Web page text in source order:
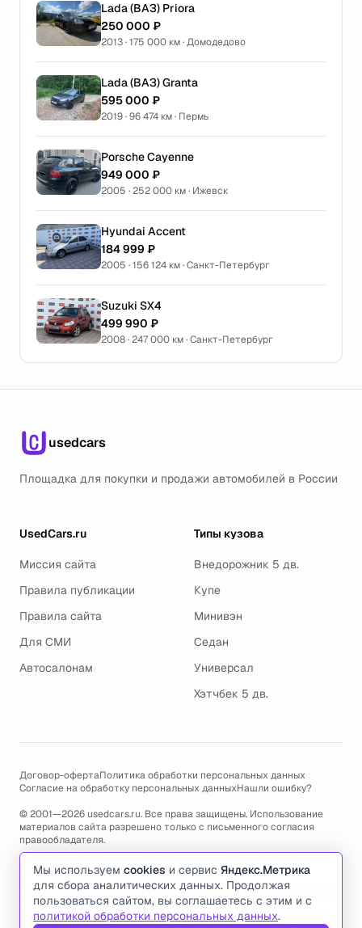
Lada (ВАЗ) Priora
250 000 ₽
2013 · 175 000 км · Домодедово
Lada (ВАЗ) Granta
595 000 ₽
2019 · 96 474 км · Пермь
Porsche Cayenne
949 000 ₽
2005 · 252 000 км · Ижевск
Hyundai Accent
184 999 ₽
2005 · 156 124 км · Санкт-Петербург
Suzuki SX4
499 990 ₽
2008 · 247 000 км · Санкт-Петербург
usedcars
Площадка для покупки и продажи автомобилей в России
UsedCars.ru
Миссия сайта
Правила публикации
Правила сайта
Для СМИ
Автосалонам
Типы кузова
Внедорожник 5 дв.
Купе
Минивэн
Седан
Универсал
Хэтчбек 5 дв.
Договор-офертаПолитика обработки персональных данных
Согласие на обработку персональных данныхНашли ошибку?
© 2001—2026 usedcars.ru. Все права защищены. Использование
материалов сайта разрешено только с письменного согласия
правообладателя.
Пользуясь сайтом, вы соглашаетесь с использованием cookies и
политикой обработки персональных данных.
По всем вопросам связанным с работой сайта, ошибками, глюками
и проблемами обращайтесь по адресу электронной почты
support@usedcars.ruили пишите в телеграм@usedcarsru_support
Мы используем cookies и сервис Яндекс.Метрика
для сбора аналитических данных. Продолжая
пользоваться сайтом, вы соглашаетесь с этим и с
политикой обработки персональных данных.